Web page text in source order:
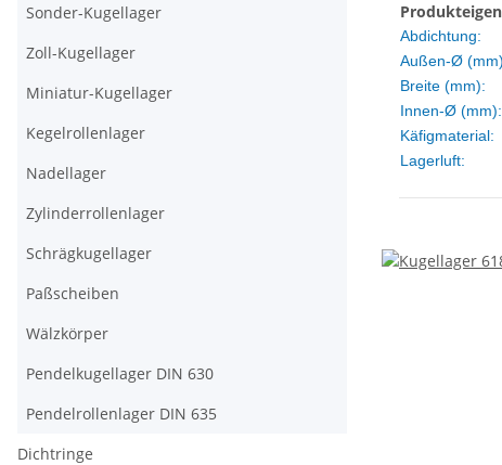
Abdichtung:
Außen-Ø
Breite (mm):
Innen-Ø (mm):
Käfigmaterial:
Lagerluft:
Sonder-Kugellager
Zoll-Kugellager
Miniatur-Kugellager
Kegelrollenlager
Nadellager
Zylinderrollenlager
Schrägkugellager
Paßscheiben
Wälzkörper
Pendelkugellager DIN 630
Pendelrollenlager DIN 635
Dichtringe